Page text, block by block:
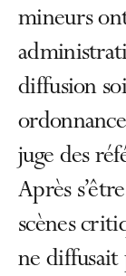
mineurs
diffusion
juge des
Après
scènes
ne diffusait